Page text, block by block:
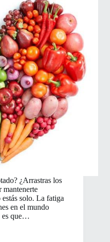
¿Arrastras los
mantenerte
solo. La fatiga
en el mundo
es que…